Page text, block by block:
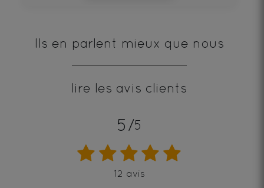
Ils en parlent mieux que nous
lire les avis clients
5/5
12 avis